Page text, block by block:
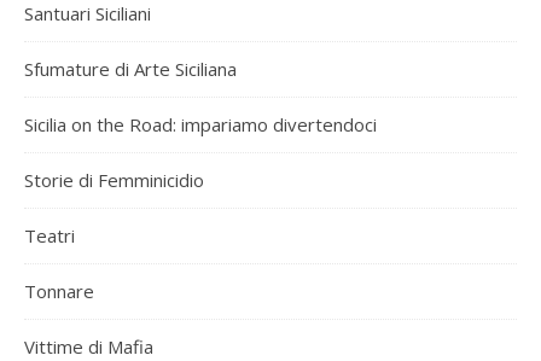
Santuari Siciliani
Sfumature di Arte Siciliana
Sicilia on the Road: impariamo divertendoci
Storie di Femminicidio
Teatri
Tonnare
Vittime di Mafia